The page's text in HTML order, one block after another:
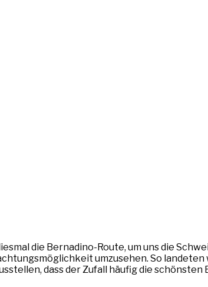
die Bernadino-Route, um uns die
umzusehen. So landeten
dass der Zufall häufig die